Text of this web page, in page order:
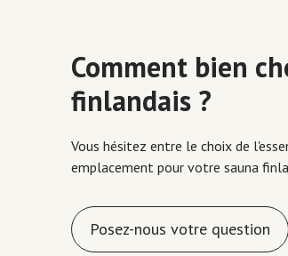
Comment bien
finlandais ?
Vous hésitez entre le choix de
emplacement pour votre sauna
Posez-nous votre question